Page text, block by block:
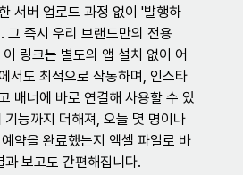
서버 업로드 과정 없이 '발행하
그 즉시 우리 브랜드만의 전용
링크는 별도의 앱 설치 없이 어
서도 최적으로 작동하며, 인스타
배너에 바로 연결해 사용할 수 있
능까지 더해져, 오늘 몇 명이나
약을 완료했는지 엑셀 파일로 바
과 보고도 간편해집니다.